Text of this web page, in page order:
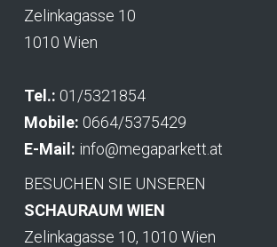
Zelinkagasse 10
1010 Wien
Tel.: 01/5321854
Mobile: 0664/5375429
E-Mail: info@megaparkett.at
BESUCHEN SIE UNSEREN
SCHAURAUM WIEN
Zelinkagasse 10, 1010 Wien